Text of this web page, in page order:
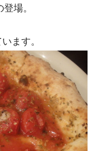
登場。
ます。